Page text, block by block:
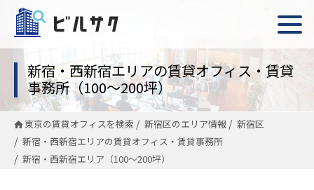
新宿・西新宿エリアの賃貸オフィス・賃貸
事務所（100〜200坪）
東京の賃貸オフィスを検索 新宿区のエリア情報
新宿区
新宿・西新宿エリアの賃貸オフィス・賃貸事務所
新宿・西新宿エリア（100〜200坪）